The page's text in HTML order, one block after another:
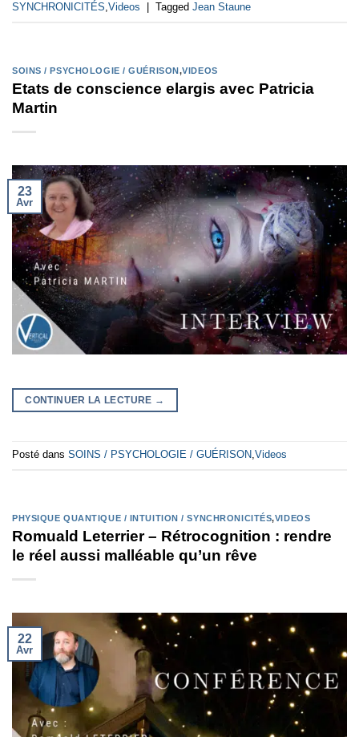
SYNCHRONICITÉS,Videos Tagged Jean Staune
SOINS / PSYCHOLOGIE / GUÉRISON,VIDEOS
Etats de conscience elargis avec Patricia
Martin
23
Avr
CONTINUER LA LECTURE →
Posté dans SOINS / PSYCHOLOGIE / GUÉRISON,Videos
PHYSIQUE QUANTIQUE / INTUITION / SYNCHRONICITÉS,VIDEOS
Romuald Leterrier – Rétrocognition : rendre
le réel aussi malléable qu’un rêve
22
Avr